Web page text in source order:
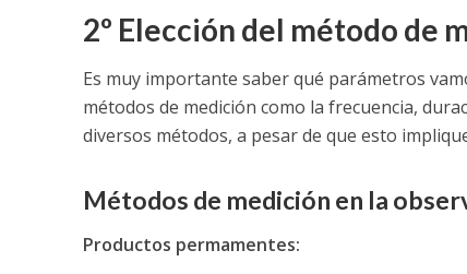
2º Elección del método de
Es muy importante saber qué parámetros
métodos de medición como la frecuencia,
diversos métodos, a pesar de que esto
Métodos de medición en la
Productos permamentes: